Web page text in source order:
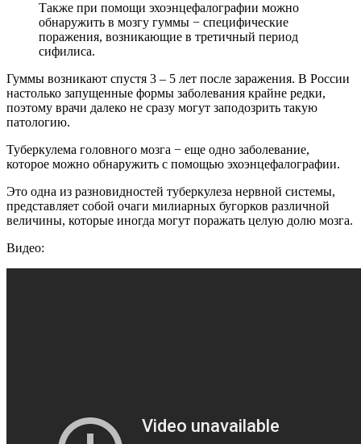
Также при помощи эхоэнцефалографии можно
обнаружить в мозгу гуммы − специфические
поражения, возникающие в третичный период
сифилиса.
Гуммы возникают спустя 3 – 5 лет после заражения. В России
настолько запущенные формы заболевания крайне редки,
поэтому врачи далеко не сразу могут заподозрить такую
патологию.
Туберкулема головного мозга − еще одно заболевание,
которое можно обнаружить с помощью эхоэнцефалографии.
Это одна из разновидностей туберкулеза нервной системы,
представляет собой очаги милиарных бугорков различной
величины, которые иногда могут поражать целую долю мозга.
Видео: